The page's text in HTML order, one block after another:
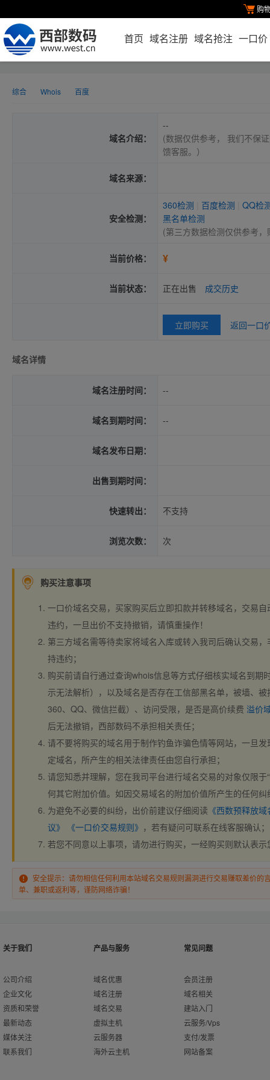
购
首页 域名注册 域名抢注 一口价
综合 Whois 百度
域名介绍：
--
(数据仅供参考， 我们不保
馈客服。）
域名来源：
安全检测：
360检测 百度检测
QQ检
黑名单检测
(第三方数据检测仅供参考
当前价格： ¥
当前状态： 正在出售 成交历史
立即购买 返回一口
域名详情
域名注册时间： --
域名到期时间： --
域名发布日期：
出售到期时间：
快速转出： 不支持
浏览次数： 次
购买注意事项
一口价域名交易，买家购买后立即扣款并转移域名，交易
违约，一旦出价不支持撤销，请慎重操作！
第三方域名需等待卖家将域名入库或转入我司后确认交易
持违约；
购买前请自行通过查询whois信息等方式仔细核实域名到期
示无法解析），以及域名是否存在工信部黑名单，被墙、
360、QQ、微信拦截）、访问受限，是否是高价续费 溢价
后无法撤销，西部数码不承担相关责任；
请不要将购买的域名用于制作钓鱼诈骗色情等网站，一旦
定域名，所产生的相关法律责任由您自行承担；
请您知悉并理解，您在我司平台进行域名交易的对象仅限于
何其它附加价值。如因交易域名的附加价值所产生的任何
为避免不必要的纠纷，出价前建议仔细阅读 《西数预释放
议》
《一口价交易规则》 ，若有疑问可联系在线客服确认；
若您不同意以上事项，请勿进行购买，一经购买则默认表
安全提示：请勿相信任何利用本站域名交易规则漏洞进行交易赚取差价的
单、兼职或返利等，谨防网络诈骗！
关于我们
公司介绍
企业文化
资质和荣誉
最新动态
媒体关注
联系我们
产品与服务
域名优惠
域名注册
域名交易
虚拟主机
云服务器
海外云主机
常见问题
会员注册
域名相关
建站入门
云服务/Vps
支付/发票
网站备案